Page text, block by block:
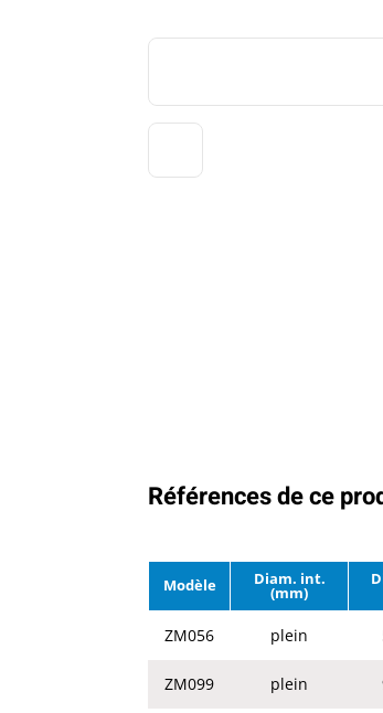
Références de ce
Modèle Diam. int.
(mm)
ZM056 plein
ZM099
plein